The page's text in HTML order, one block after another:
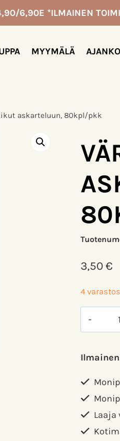
6,90E *ILMAINEN
MYYMÄLÄ
askarteluun, 80kpl/pkk
3,50€
4
80kpl/
Laaja